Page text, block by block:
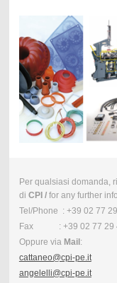
Per qualsiasi domanda,
di CPI / for any further
Tel/Phone : +39 02 77
Fax : +39 02 77 29
Oppure via Mail:
cattaneo@cpi-pe.it
angelelli@cpi-pe.it